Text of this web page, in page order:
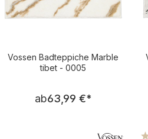
Vossen Badteppiche Marble
tibet - 0005
Regulärer Preis:
ab63,99 €*